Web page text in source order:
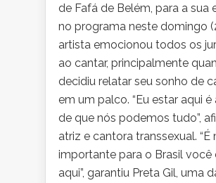
de Fafá de Belém, para a sua
no programa neste domingo
artista emocionou todos os
ao cantar, principalmente
decidiu relatar seu sonho de
em um palco. “Eu estar aqui é
de que nós podemos tudo”,
atriz e cantora transsexual. “É
importante para o Brasil você
aqui”, garantiu Preta Gil, uma